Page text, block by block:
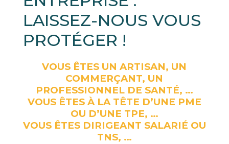
LAISSEZ-NOUS VOUS
PROTÉGER !
VOUS ÊTES UN ARTISAN, UN
COMMERÇANT, UN
PROFESSIONNEL DE SANTÉ, …
VOUS ÊTES À LA TÊTE D’UNE PME
OU D’UNE TPE, …
VOUS ÊTES DIRIGEANT SALARIÉ OU
TNS, …